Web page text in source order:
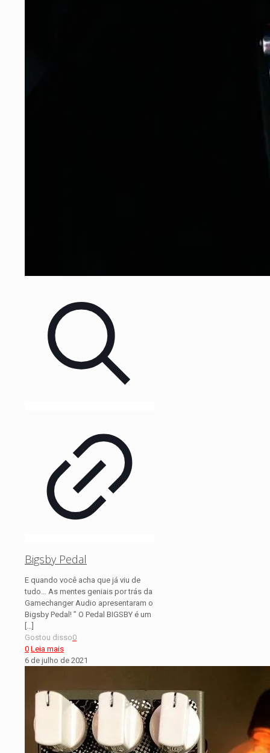
Bigsby Pedal
E quando você acha que já viu de
tudo… As mentes geniais por trás da
Gamechanger Audio apresentaram o
Bigsby Pedal! ” O Pedal BIGSBY é um
Gostou disso0
0 Leia mais
6 de julho de 2021